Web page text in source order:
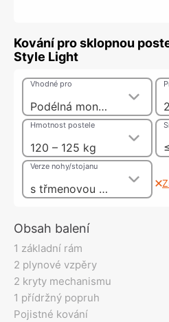
Kování pro sklopnou
Style Light
Podélná montáž postele
Vhodné pro
120 – 125 kg
Hmotnost postele
s třmenovou nohou
Verze nohy/stojanu
Obsah balení
1 základní rám
2 plynové vzpěry
2 kryty mechanismu
1 přídržný popruh
Pojistné kování